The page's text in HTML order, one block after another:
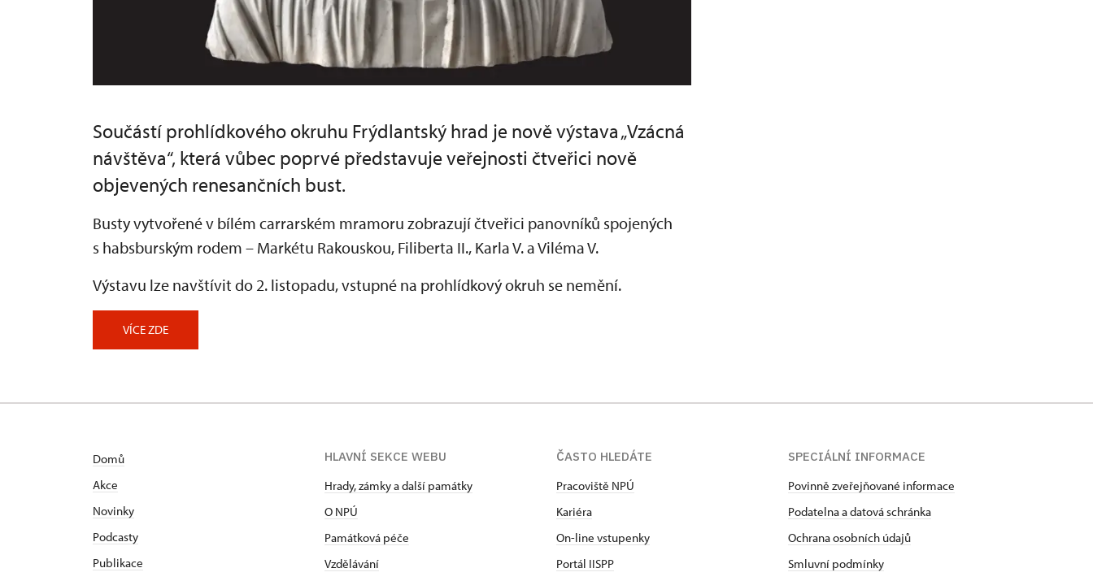
Součástí prohlídkového okruhu Frýdlantský hrad je nově výstava „Vzácná
návštěva“, která vůbec poprvé představuje veřejnosti čtveřici nově
objevených renesančních bust.
Busty vytvořené v bílém carrarském mramoru zobrazují čtveřici panovníků spojených
s habsburským rodem – Markétu Rakouskou, Filiberta II., Karla V. a Viléma V.
Výstavu lze navštívit do 2. listopadu, vstupné na prohlídkový okruh se nemění.
VÍCE ZDE
Domů
Akce
Novinky
Podcasty
Publikace
HLAVNÍ SEKCE WEBU
Hrady, zámky a další památky
O NPÚ
Památková péče
Vzdělávání
ČASTO HLEDÁTE
Pracoviště NPÚ
Kariéra
On-line vstupenky
Portál IISPP
SPECIÁLNÍ INFORMACE
Povinně zveřejňované informace
Podatelna a datová schránka
Ochrana osobních údajů
Smluvní podmínky